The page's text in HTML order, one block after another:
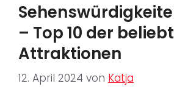
– Top 10 der
Attraktionen
12. April 2024 von Katja